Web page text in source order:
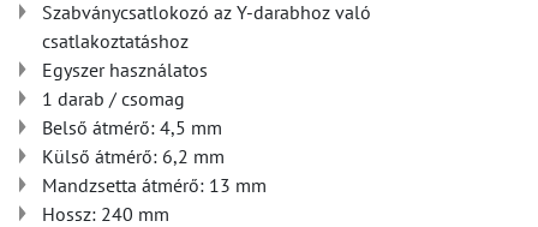
Szabványcsatlokozó az Y-darabhoz való
csatlakoztatáshoz
Egyszer használatos
1 darab / csomag
Belső átmérő: 4,5 mm
Külső átmérő: 6,2 mm
Mandzsetta átmérő: 13 mm
Hossz: 240 mm